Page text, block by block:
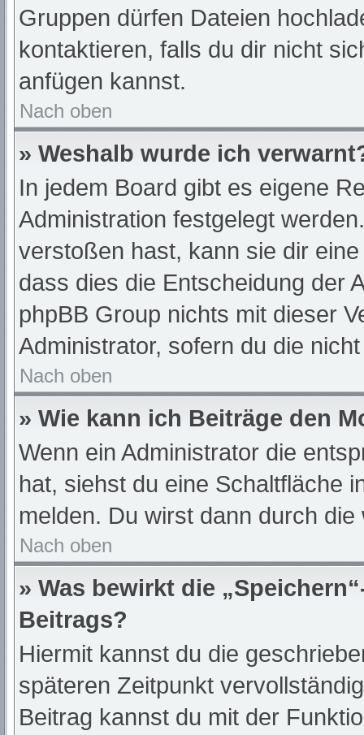
Gruppen dürfen Dateien
kontaktieren, falls du dir nicht
anfügen kannst.
Nach oben
» Weshalb wurde ich
In jedem Board gibt es eigene
Administration festgelegt
verstoßen hast, kann sie dir
dass dies die Entscheidung der
phpBB Group nichts mit dieser
Administrator, sofern du die
Nach oben
» Wie kann ich Beiträge den
Wenn ein Administrator die
hat, siehst du eine Schaltfläche
melden. Du wirst dann durch
Nach oben
» Was bewirkt die
Beitrags?
Hiermit kannst du die
späteren Zeitpunkt
Beitrag kannst du mit der